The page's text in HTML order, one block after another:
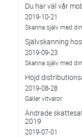
Du har väl vår
2019-10-21
Skanna själv med
Självskanning
2019-09-23
Skanna själv med
Höjd
2019-08-28
Gäller vitvaror
Ändrade
2019
2019-07-01